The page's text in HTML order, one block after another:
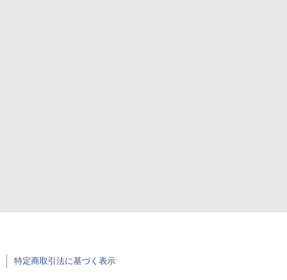
特定商取引法に基づく表示